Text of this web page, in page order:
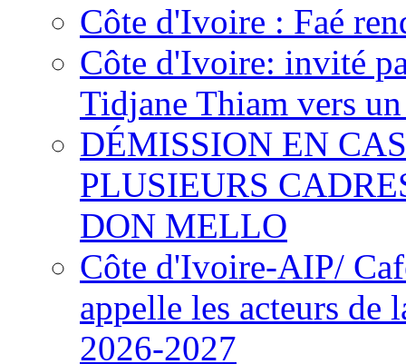
Côte d'Ivoire : Faé
Côte d'Ivoire: invité
Tidjane Thiam vers
DÉMISSION EN
PLUSIEURS
DON MELLO
Côte d'Ivoire-AIP/
appelle les acteurs de
2026-2027